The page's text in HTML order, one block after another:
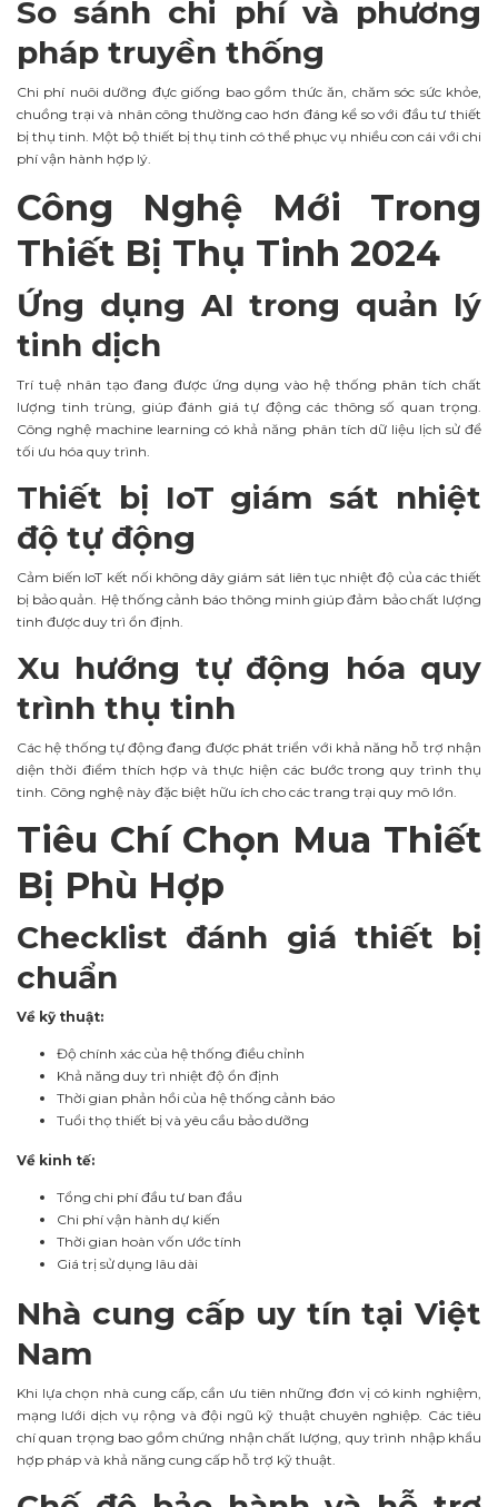
So sánh chi phí và phương
pháp truyền thống
Chi phí nuôi dưỡng đực giống bao gồm thức ăn, chăm sóc sức khỏe,
chuồng trại và nhân công thường cao hơn đáng kể so với đầu tư thiết
bị thụ tinh. Một bộ thiết bị thụ tinh có thể phục vụ nhiều con cái với chi
phí vận hành hợp lý.
Công Nghệ Mới Trong
Thiết Bị Thụ Tinh 2024
Ứng dụng AI trong quản lý
tinh dịch
Trí tuệ nhân tạo đang được ứng dụng vào hệ thống phân tích chất
lượng tinh trùng, giúp đánh giá tự động các thông số quan trọng.
Công nghệ machine learning có khả năng phân tích dữ liệu lịch sử để
tối ưu hóa quy trình.
Thiết bị IoT giám sát nhiệt
độ tự động
Cảm biến IoT kết nối không dây giám sát liên tục nhiệt độ của các thiết
bị bảo quản. Hệ thống cảnh báo thông minh giúp đảm bảo chất lượng
tinh được duy trì ổn định.
Xu hướng tự động hóa quy
trình thụ tinh
Các hệ thống tự động đang được phát triển với khả năng hỗ trợ nhận
diện thời điểm thích hợp và thực hiện các bước trong quy trình thụ
tinh. Công nghệ này đặc biệt hữu ích cho các trang trại quy mô lớn.
Tiêu Chí Chọn Mua Thiết
Bị Phù Hợp
Checklist đánh giá thiết bị
chuẩn
Về kỹ thuật:
Độ chính xác của hệ thống điều chỉnh
Khả năng duy trì nhiệt độ ổn định
Thời gian phản hồi của hệ thống cảnh báo
Tuổi thọ thiết bị và yêu cầu bảo dưỡng
Về kinh tế:
Tổng chi phí đầu tư ban đầu
Chi phí vận hành dự kiến
Thời gian hoàn vốn ước tính
Giá trị sử dụng lâu dài
Nhà cung cấp uy tín tại Việt
Nam
Khi lựa chọn nhà cung cấp, cần ưu tiên những đơn vị có kinh nghiệm,
mạng lưới dịch vụ rộng và đội ngũ kỹ thuật chuyên nghiệp. Các tiêu
chí quan trọng bao gồm chứng nhận chất lượng, quy trình nhập khẩu
hợp pháp và khả năng cung cấp hỗ trợ kỹ thuật.